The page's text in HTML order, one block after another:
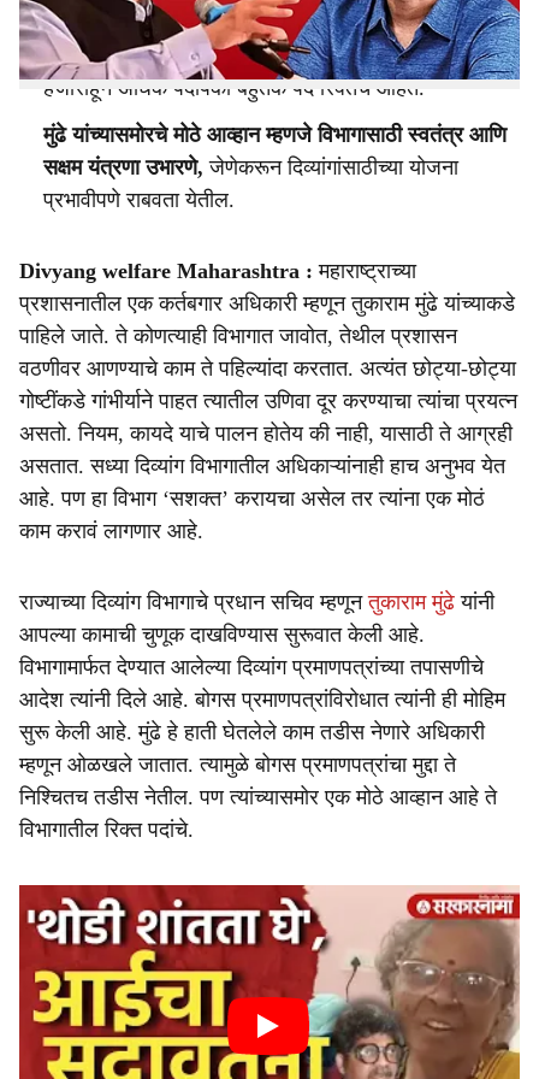
राज्यात 30 लाखांहून अधिक दिव्यांग असूनही विभागात
मनुष्यबळाची मोठी कमतरता आहे,कारण मान्यताप्राप्त 2
हजारांहून अधिक पदांपैकी बहुतेक पदे रिक्तच आहेत.
मुंढे यांच्यासमोरचे मोठे आव्हान म्हणजे विभागासाठी स्वतंत्र आणि
सक्षम यंत्रणा उभारणे, जेणेकरून दिव्यांगांसाठीच्या योजना
प्रभावीपणे राबवता येतील.
Divyang welfare Maharashtra : महाराष्ट्राच्या
प्रशासनातील एक कर्तबगार अधिकारी म्हणून तुकाराम मुंढे यांच्याकडे
पाहिले जाते. ते कोणत्याही विभागात जावोत, तेथील प्रशासन
वठणीवर आणण्याचे काम ते पहिल्यांदा करतात. अत्यंत छोट्या-छोट्या
गोष्टींकडे गांभीर्याने पाहत त्यातील उणिवा दूर करण्याचा त्यांचा प्रयत्न
असतो. नियम, कायदे याचे पालन होतेय की नाही, यासाठी ते आग्रही
असतात. सध्या दिव्यांग विभागातील अधिकाऱ्यांनाही हाच अनुभव येत
आहे. पण हा विभाग ‘सशक्त’ करायचा असेल तर त्यांना एक मोठं
काम करावं लागणार आहे.
राज्याच्या दिव्यांग विभागाचे प्रधान सचिव म्हणूनतुकाराम मुंढेयांनी
आपल्या कामाची चुणूक दाखविण्यास सुरूवात केली आहे.
विभागामार्फत देण्यात आलेल्या दिव्यांग प्रमाणपत्रांच्या तपासणीचे
आदेश त्यांनी दिले आहे. बोगस प्रमाणपत्रांविरोधात त्यांनी ही मोहिम
सुरू केली आहे. मुंढे हे हाती घेतलेले काम तडीस नेणारे अधिकारी
म्हणून ओळखले जातात. त्यामुळे बोगस प्रमाणपत्रांचा मुद्दा ते
निश्चितच तडीस नेतील. पण त्यांच्यासमोर एक मोठे आव्हान आहे ते
विभागातील रिक्त पदांचे.